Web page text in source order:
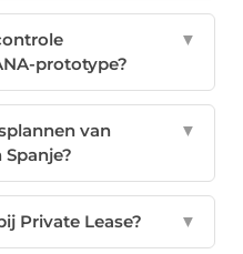
prototype?
▼
van
Spanje?
▼
Private Lease? ▼